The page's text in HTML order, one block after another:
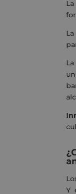
La
Y